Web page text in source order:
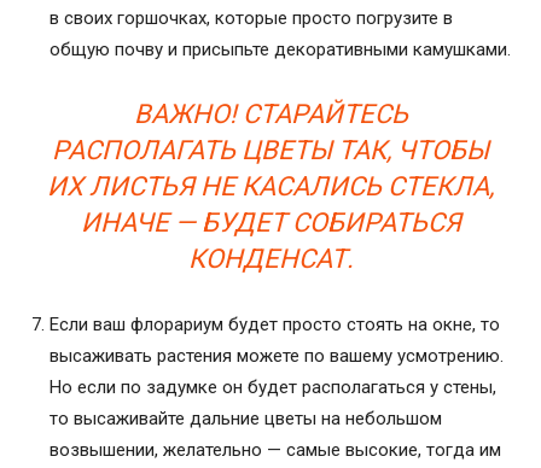
в своих горшочках, которые просто погрузите в
общую почву и присыпьте декоративными камушками.
ВАЖНО! СТАРАЙТЕСЬ
РАСПОЛАГАТЬ ЦВЕТЫ ТАК, ЧТОБЫ
ИХ ЛИСТЬЯ НЕ КАСАЛИСЬ СТЕКЛА,
ИНАЧЕ — БУДЕТ СОБИРАТЬСЯ
КОНДЕНСАТ.
Если ваш флорариум будет просто стоять на окне, то
высаживать растения можете по вашему усмотрению.
Но если по задумке он будет располагаться у стены,
то высаживайте дальние цветы на небольшом
возвышении, желательно — самые высокие, тогда им